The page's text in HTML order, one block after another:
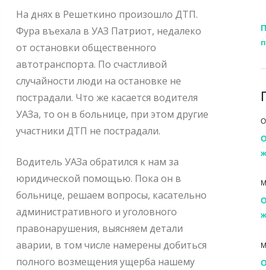
На днях в Решеткино произошло ДТП.
Фура въехала в УАЗ Патриот, недалеко
от остановки общественного
автотранспорта. По счастливой
случайности люди на остановке не
пострадали. Что же касается водителя
УАЗа, то он в больнице, при этом другие
участники ДТП не пострадали.
Водитель УАЗа обратился к нам за
юридической помощью. Пока он в
больнице, решаем вопросы, касательно
административного и уголовного
правонарушения, выясняем детали
аварии, в том числе намерены добиться
полного возмещения ущерба нашему